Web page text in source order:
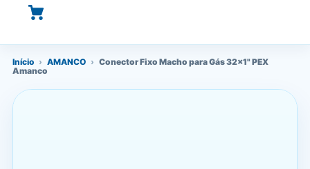
O que você está procurando?
Início › AMANCO › Conector Fixo Macho para Gás 32x1" PEX
Amanco